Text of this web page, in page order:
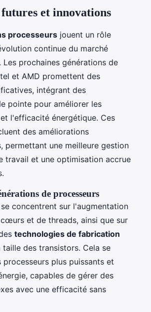
futures et innovations
processeurs jouent un rôle
continue du marché
prochaines générations de
et AMD promettent des
intégrant des
pointe pour améliorer les
l'efficacité énergétique. Ces
des améliorations
permettant une meilleure gestion
travail et une optimisation accrue
de processeurs
concentrent sur l'augmentation
et de threads, ainsi que sur
technologies de fabrication
des transistors. Cela se
plus puissants et
capables de gérer des
avec une efficacité sans